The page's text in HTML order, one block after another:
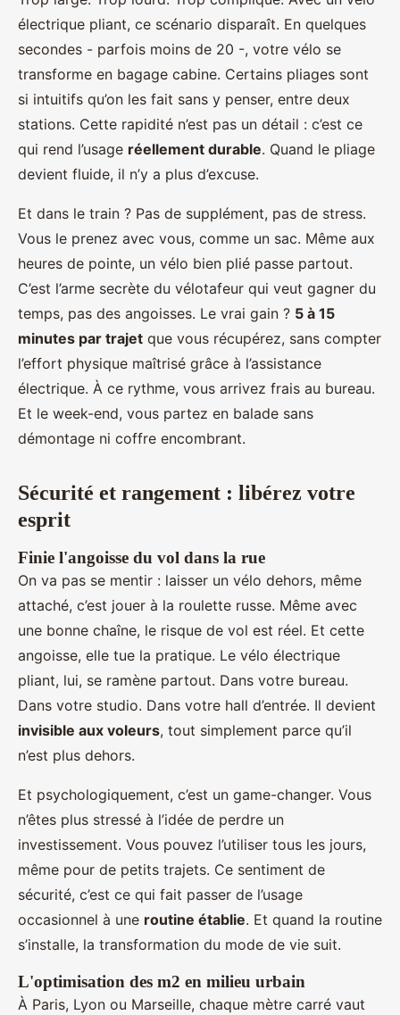
électrique pliant, ce scénario disparaît. En quelques
secondes - parfois moins de 20 -, votre vélo se
transforme en bagage cabine. Certains pliages sont
si intuitifs qu’on les fait sans y penser, entre deux
stations. Cette rapidité n’est pas un détail : c’est ce
qui rend l’usage réellement durable. Quand le pliage
devient fluide, il n’y a plus d’excuse.
Et dans le train ? Pas de supplément, pas de stress.
Vous le prenez avec vous, comme un sac. Même aux
heures de pointe, un vélo bien plié passe partout.
C’est l’arme secrète du vélotafeur qui veut gagner du
temps, pas des angoisses. Le vrai gain ? 5 à 15
minutes par trajet que vous récupérez, sans compter
l’effort physique maîtrisé grâce à l’assistance
électrique. À ce rythme, vous arrivez frais au bureau.
Et le week-end, vous partez en balade sans
démontage ni coffre encombrant.
Sécurité et rangement : libérez votre
esprit
Finie l'angoisse du vol dans la rue
On va pas se mentir : laisser un vélo dehors, même
attaché, c’est jouer à la roulette russe. Même avec
une bonne chaîne, le risque de vol est réel. Et cette
angoisse, elle tue la pratique. Le vélo électrique
pliant, lui, se ramène partout. Dans votre bureau.
Dans votre studio. Dans votre hall d’entrée. Il devient
invisible aux voleurs, tout simplement parce qu’il
n’est plus dehors.
Et psychologiquement, c’est un game-changer. Vous
n’êtes plus stressé à l’idée de perdre un
investissement. Vous pouvez l’utiliser tous les jours,
même pour de petits trajets. Ce sentiment de
sécurité, c’est ce qui fait passer de l’usage
occasionnel à une routine établie. Et quand la routine
s’installe, la transformation du mode de vie suit.
L'optimisation des m2 en milieu urbain
À Paris, Lyon ou Marseille, chaque mètre carré vaut